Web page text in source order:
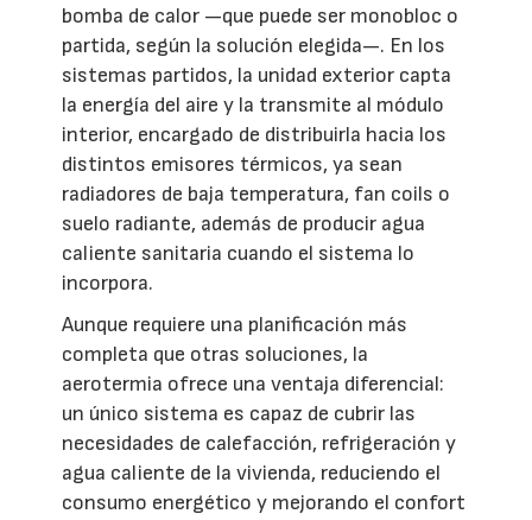
bomba de calor —que puede ser monobloc o
partida, según la solución elegida—. En los
sistemas partidos, la unidad exterior capta
la energía del aire y la transmite al módulo
interior, encargado de distribuirla hacia los
distintos emisores térmicos, ya sean
radiadores de baja temperatura, fan coils o
suelo radiante, además de producir agua
caliente sanitaria cuando el sistema lo
incorpora.
Aunque requiere una planificación más
completa que otras soluciones, la
aerotermia ofrece una ventaja diferencial:
un único sistema es capaz de cubrir las
necesidades de calefacción, refrigeración y
agua caliente de la vivienda, reduciendo el
consumo energético y mejorando el confort